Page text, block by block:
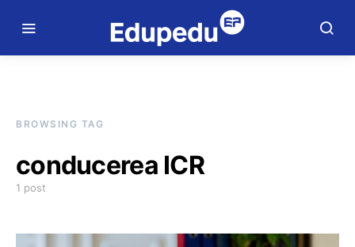
BROWSING TAG
conducerea ICR
1 post